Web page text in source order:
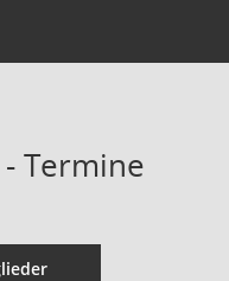
Termine